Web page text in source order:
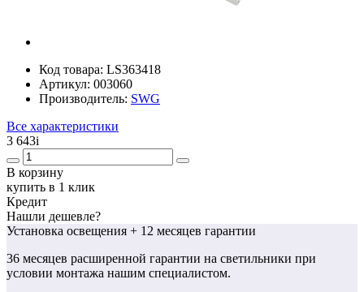
Код товара: LS363418
Артикул: 003060
Производитель: SWG
Все характеристики
3 643i
В корзину
купить в 1 клик
Кредит
Нашли дешевле?
Установка освещения + 12 месяцев гарантии
36 месяцев расширенной гарантии на светильники при
условии монтажа нашим специалистом.